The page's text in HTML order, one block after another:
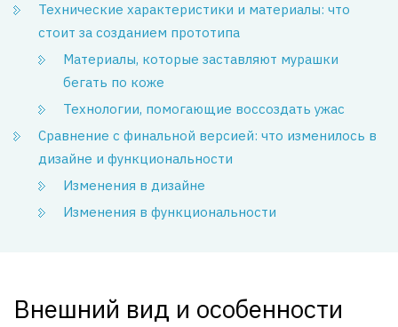
Технические характеристики и материалы: что
стоит за созданием прототипа
Материалы, которые заставляют мурашки
бегать по коже
Технологии, помогающие воссоздать ужас
Сравнение с финальной версией: что изменилось в
дизайне и функциональности
Изменения в дизайне
Изменения в функциональности
Внешний вид и особенности